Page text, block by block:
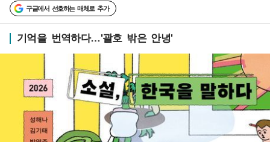
구글에서 선호하는 매체로 추가
기억을 번역하다…'괄호 밖은 안녕'